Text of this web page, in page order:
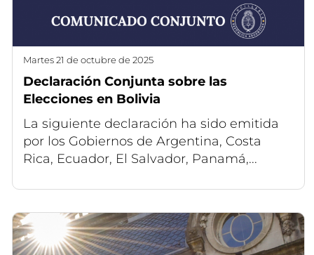
martes 21 de octubre de 2025
Declaración Conjunta sobre las
Elecciones en Bolivia
La siguiente declaración ha sido emitida
por los Gobiernos de Argentina, Costa
Rica, Ecuador, El Salvador, Panamá,...